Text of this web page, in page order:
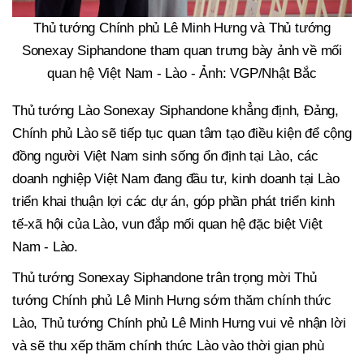
Thủ tướng Chính phủ Lê Minh Hưng và Thủ tướng
Sonexay Siphandone tham quan trưng bày ảnh về mối
quan hệ Việt Nam - Lào - Ảnh: VGP/Nhật Bắc
Thủ tướng Lào Sonexay Siphandone khẳng định, Đảng,
Chính phủ Lào sẽ tiếp tục quan tâm tạo điều kiện để cộng
đồng người Việt Nam sinh sống ổn định tại Lào, các
doanh nghiệp Việt Nam đang đầu tư, kinh doanh tại Lào
triển khai thuận lợi các dự án, góp phần phát triển kinh
tế-xã hội của Lào, vun đắp mối quan hệ đặc biệt Việt
Nam - Lào.
Thủ tướng Sonexay Siphandone trân trọng mời Thủ
tướng Chính phủ Lê Minh Hưng sớm thăm chính thức
Lào, Thủ tướng Chính phủ Lê Minh Hưng vui vẻ nhận lời
và sẽ thu xếp thăm chính thức Lào vào thời gian phù